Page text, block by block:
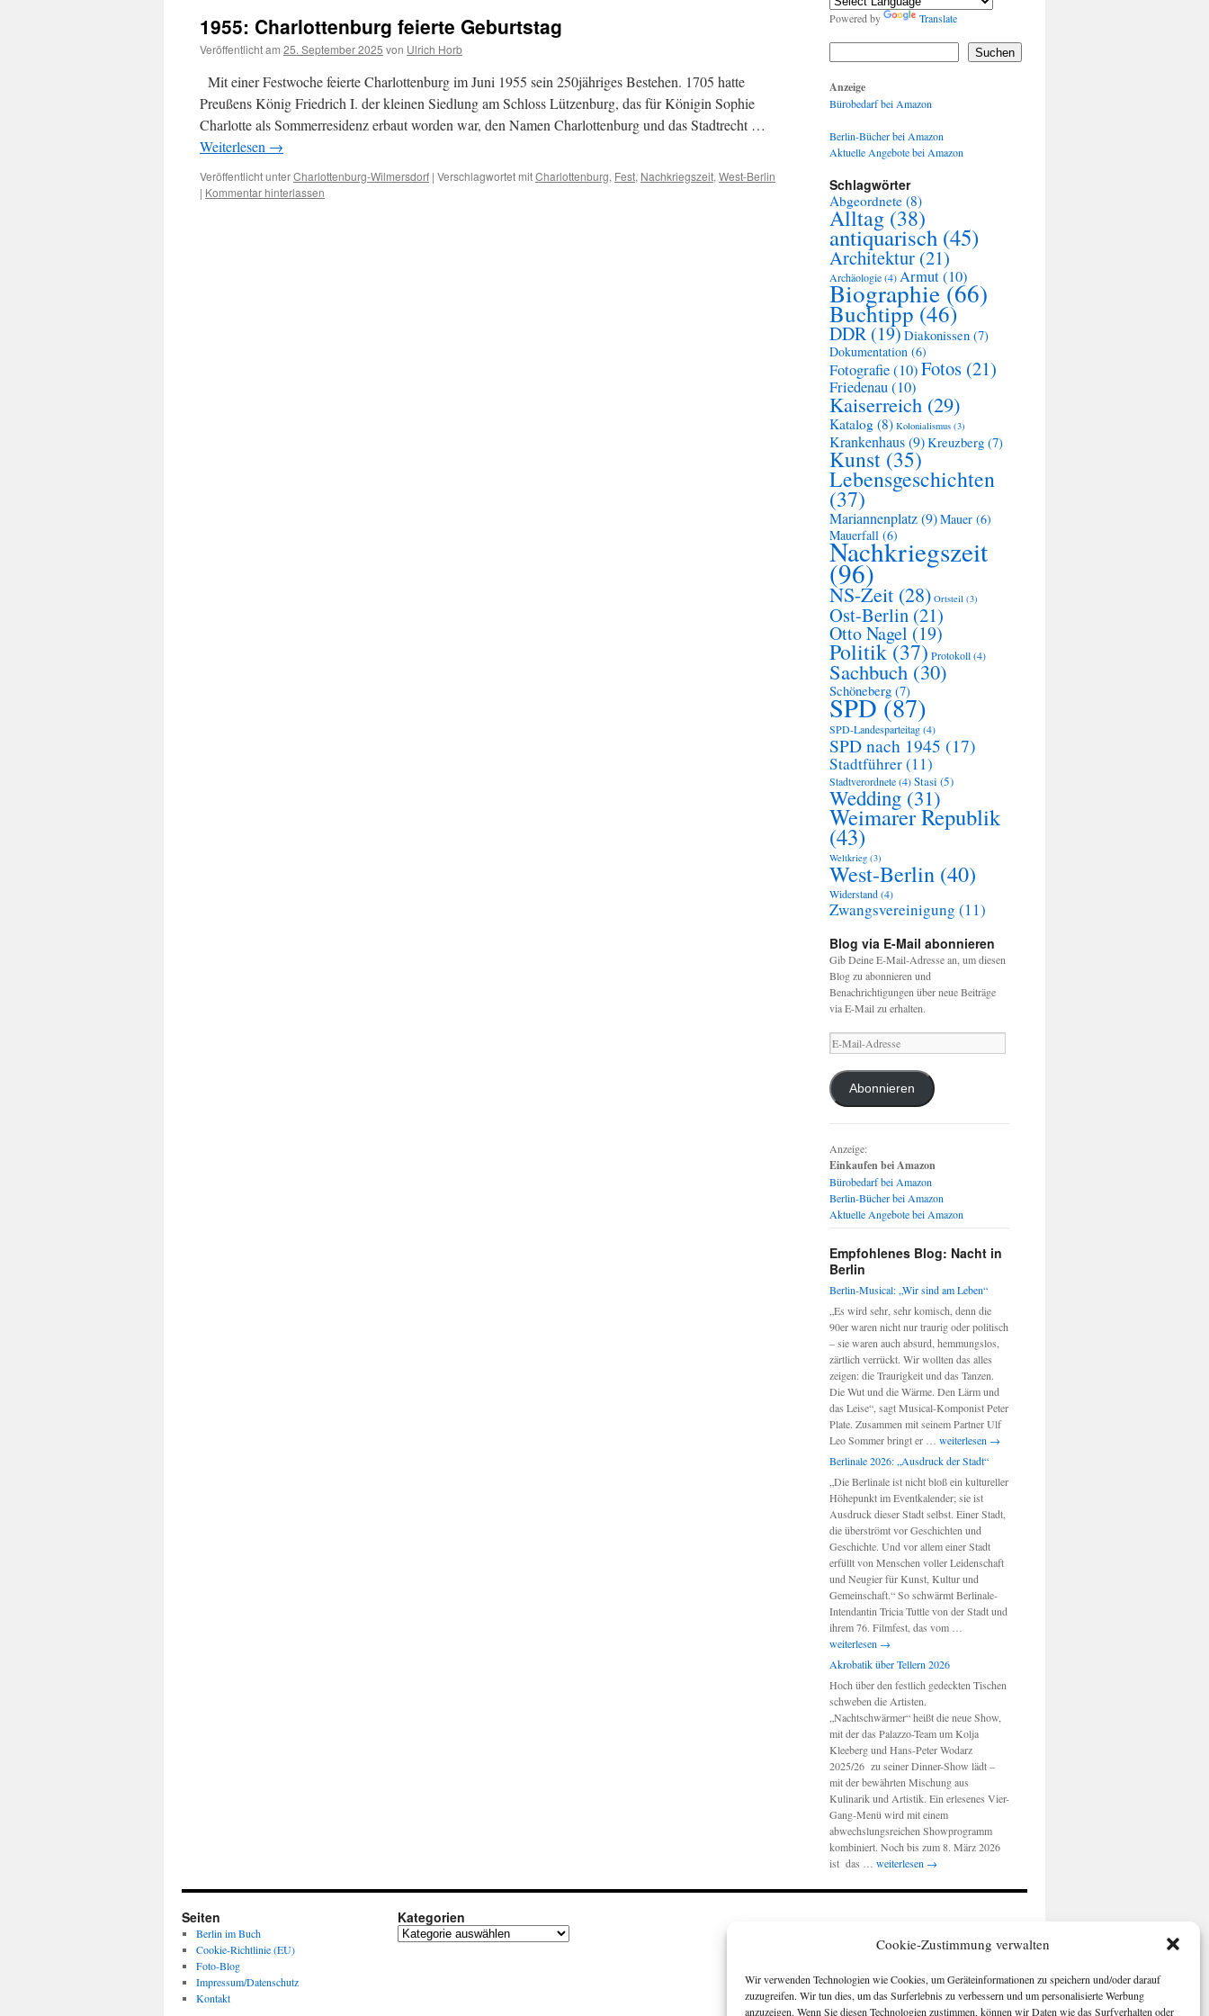
Cookie-Zustimmung verwalten
Wir verwenden Technologien wie Cookies, um Geräteinformationen zu speichern und/oder darauf
zuzugreifen. Wir tun dies, um das Surferlebnis zu verbessern und um personalisierte Werbung
anzuzeigen. Wenn Sie diesen Technologien zustimmen, können wir Daten wie das Surfverhalten oder
1955: Charlottenburg feierte Geburtstag
Veröffentlicht am 25. September 2025 von Ulrich Horb
Mit einer Festwoche feierte Charlottenburg im Juni 1955 sein 250jähriges Bestehen. 1705 hatte
Preußens König Friedrich I. der kleinen Siedlung am Schloss Lützenburg, das für Königin Sophie
Charlotte als Sommerresidenz erbaut worden war, den Namen Charlottenburg und das Stadtrecht …
Weiterlesen →
Veröffentlicht unterCharlottenburg-Wilmersdorf | Verschlagwortet mitCharlottenburg, Fest, Nachkriegszeit, West-Berlin
| Kommentar hinterlassen
Powered by Translate
Suchen
Anzeige
Bürobedarf bei Amazon
Berlin-Bücher bei Amazon
Aktuelle Angebote bei Amazon
Schlagwörter
Abgeordnete (8)
Alltag (38)
antiquarisch (45)
Architektur (21)
Archäologie(4)Armut(10)
Biographie(66)
Buchtipp (46)
DDR (19) Diakonissen (7)
Dokumentation (6)
Fotografie(10)Fotos (21)
Friedenau(10)
Kaiserreich (29)
Katalog (8) Kolonialismus (3)
Krankenhaus(9)Kreuzberg (7)
Kunst (35)
Lebensgeschichten
(37)
Mariannenplatz(9)Mauer (6)
Mauerfall (6)
Nachkriegszeit
(96)
NS-Zeit (28) Ortsteil (3)
Ost-Berlin (21)
Otto Nagel (19)
Politik(37) Protokoll(4)
Sachbuch (30)
Schöneberg (7)
SPD(87)
SPD-Landesparteitag(4)
SPD nach 1945 (17)
Stadtführer(11)
Stadtverordnete(4)Stasi (5)
Wedding (31)
Weimarer Republik
(43)
Weltkrieg (3)
West-Berlin (40)
Widerstand(4)
Zwangsvereinigung (11)
Blog via E-Mail abonnieren
Gib Deine E-Mail-Adresse an, um diesen
Blog zu abonnieren und
Benachrichtigungen über neue Beiträge
via E-Mail zu erhalten.
E-
Mail-
Adresse
Abonnieren
Anzeige:
Einkaufen bei Amazon
Bürobedarf bei Amazon
Berlin-Bücher bei Amazon
Aktuelle Angebote bei Amazon
Empfohlenes Blog: Nacht in
Berlin
Berlin-Musical: „Wir sind am Leben“
„Es wird sehr, sehr komisch, denn die
90er waren nicht nur traurig oder politisch
– sie waren auch absurd, hemmungslos,
zärtlich verrückt. Wir wollten das alles
zeigen: die Traurigkeit und das Tanzen.
Die Wut und die Wärme. Den Lärm und
das Leise“, sagt Musical-Komponist Peter
Plate. Zusammen mit seinem Partner Ulf
Leo Sommer bringt er … Berlin-
Musical:
sind
am
Leben“
weiterlesen →
Berlinale 2026: „Ausdruck der Stadt“
„Die Berlinale ist nicht bloß ein kultureller
Höhepunkt im Eventkalender; sie ist
Ausdruck dieser Stadt selbst. Einer Stadt,
die überströmt vor Geschichten und
Geschichte. Und vor allem einer Stadt
erfüllt von Menschen voller Leidenschaft
und Neugier für Kunst, Kultur und
Gemeinschaft.“ So schwärmt Berlinale-
Intendantin Tricia Tuttle von der Stadt und
ihrem 76. Filmfest, das vom …
Stadt“
weiterlesen →
Akrobatik über Tellern 2026
Hoch über den festlich gedeckten Tischen
schweben die Artisten.
„Nachtschwärmer“ heißt die neue Show,
mit der das Palazzo-Team um Kolja
Kleeberg und Hans-Peter Wodarz
2025/26 zu seiner Dinner-Show lädt –
mit der bewährten Mischung aus
Kulinarik und Artistik. Ein erlesenes Vier-
Gang-Menü wird mit einem
abwechslungsreichen Showprogramm
kombiniert. Noch bis zum 8. März 2026
ist das … Akrobatik
Tellern
weiterlesen →
Seiten
Berlin im Buch
Cookie-Richtlinie (EU)
Foto-Blog
Impressum/Datenschutz
Kontakt
Kategorien
Kategorien